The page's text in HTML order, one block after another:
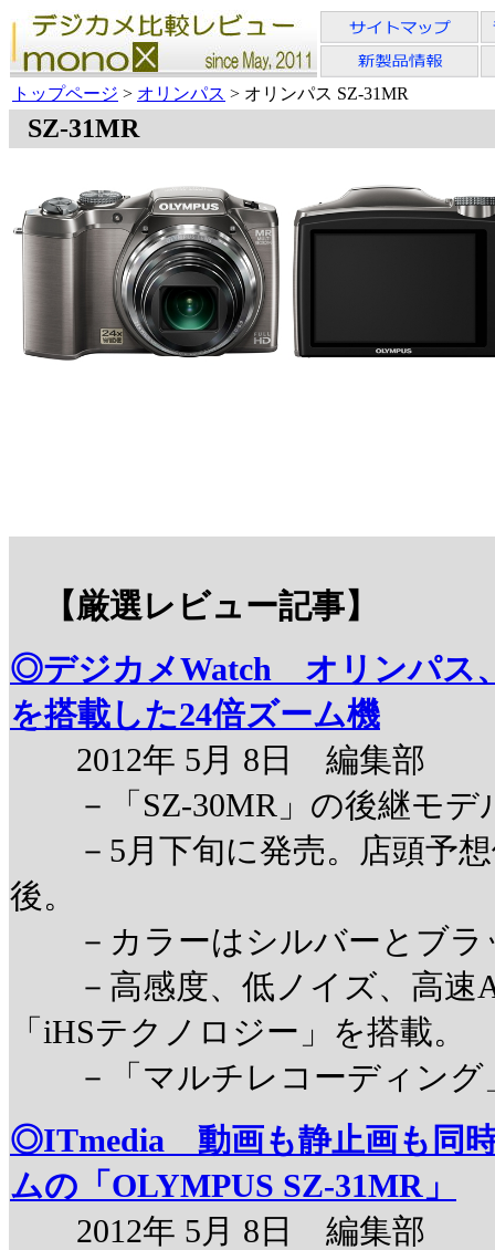
トップページ > オリンパス > オリンパス SZ-31MR
SZ-31MR
【厳選レビュー記事】
◎デジカメWatch オリンパス
を搭載した24倍ズーム機
2012年 5月 8日 編集部
－「SZ-30MR」の後継モデ
－5月下旬に発売。店頭予想
後。
－カラーはシルバーとブラ
－高感度、低ノイズ、高速
「iHSテクノロジー」を搭載。
－「マルチレコーディング
◎ITmedia 動画も静止画も同時
ムの「OLYMPUS SZ-31MR」
2012年 5月 8日 編集部